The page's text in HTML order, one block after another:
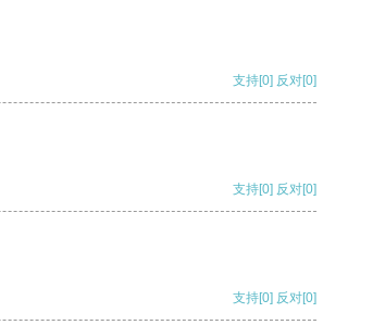
支持[0] 反对[0]
支持[0] 反对[0]
支持[0] 反对[0]